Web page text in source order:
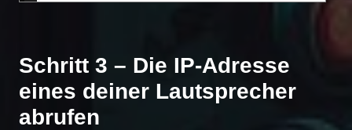
Schritt 3 – Die IP-Adresse
eines deiner Lautsprecher
abrufen